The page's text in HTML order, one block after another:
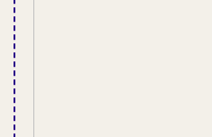
3 ВАРИАНТА ОТДЕЛКИ
ПОМОЩЬЮ КРАСКИ
Необходимо, в первую
место, и разобраться, как